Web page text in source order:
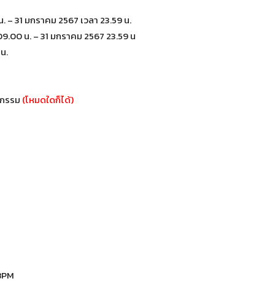
31 มกราคม 2567 เวลา 23.59 น.
น. – 31 มกราคม 2567 23.59 น
.
รรม (โหมดใดก็ได้)